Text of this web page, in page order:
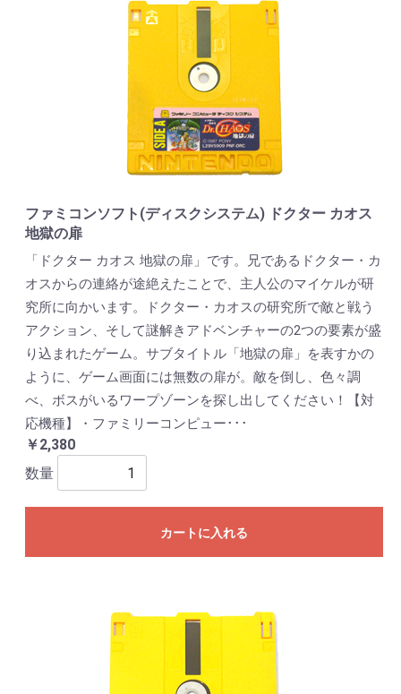
ファミコンソフト(ディスクシステム) ドクター カオス
地獄の扉
「ドクター カオス 地獄の扉」です。兄であるドクター・カ
オスからの連絡が途絶えたことで、主人公のマイケルが研
究所に向かいます。ドクター・カオスの研究所で敵と戦う
アクション、そして謎解きアドベンチャーの2つの要素が盛
り込まれたゲーム。サブタイトル「地獄の扉」を表すかの
ように、ゲーム画面には無数の扉が。敵を倒し、色々調
べ、ボスがいるワープゾーンを探し出してください！【対
応機種】・ファミリーコンピュー･･･
￥2,380
数量
カートに入れる